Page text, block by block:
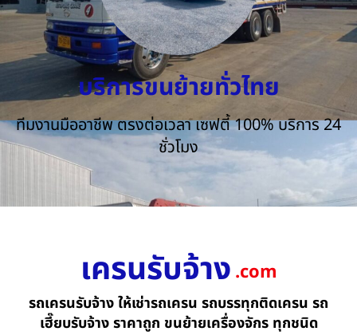
บริการขนย้ายทั่วไทย
ทีมงานมืออาชีพ ตรงต่อเวลา เซฟตี้ 100% บริการ 24
ชั่วโมง
เครนรับจ้าง .com
รถเครนรับจ้าง ให้เช่ารถเครน รถบรรทุกติดเครน รถ
เฮี๊ยบรับจ้าง ราคาถูก ขนย้ายเครื่องจักร ทุกชนิด